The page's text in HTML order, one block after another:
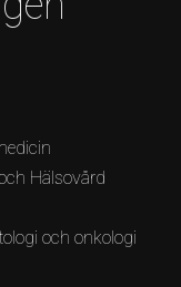
Hälsovård
och onkologi